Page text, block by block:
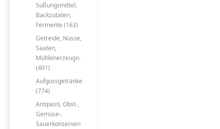
Süßungsmittel,
Backzutaten,
Fermente (163)
Getreide, Nüsse,
Saaten,
Mühlenerzeugn.
(401)
Aufgussgetränke
(774)
Antipasti, Obst-,
Gemüse-,
Sauerkonserven